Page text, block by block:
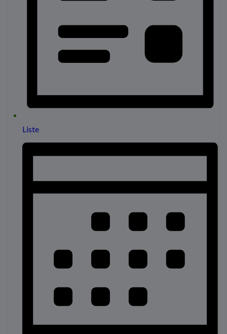
Liste